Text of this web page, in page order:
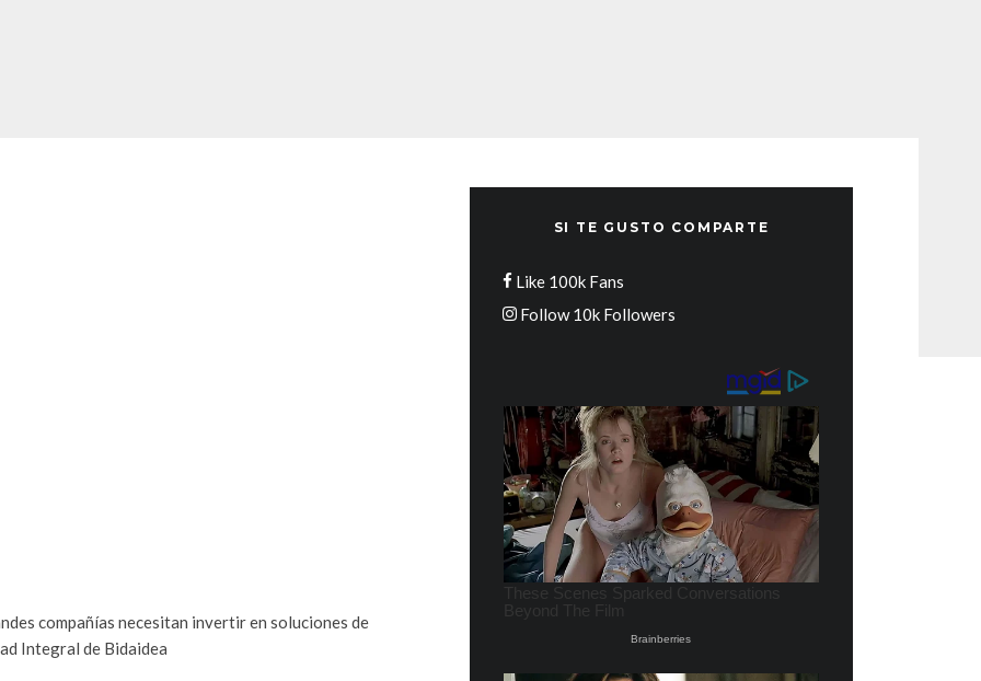
compañías necesitan invertir en soluciones de
Integral de Bidaidea
SI TE GUSTO COMPARTE
Like 100k Fans
Follow10k Followers